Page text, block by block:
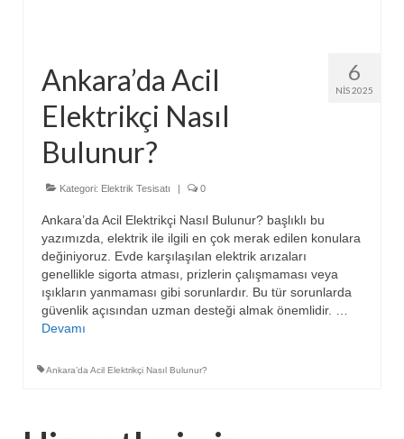
6
NIS 2025
Ankara’da Acil
Elektrikçi Nasıl
Bulunur?
Kategori: Elektrik Tesisatı | 0
Ankara’da Acil Elektrikçi Nasıl Bulunur? başlıklı bu
yazımızda, elektrik ile ilgili en çok merak edilen konulara
değiniyoruz. Evde karşılaşılan elektrik arızaları
genellikle sigorta atması, prizlerin çalışmaması veya
ışıkların yanmaması gibi sorunlardır. Bu tür sorunlarda
güvenlik açısından uzman desteği almak önemlidir. …
Devamı
Ankara’da Acil Elektrikçi Nasıl Bulunur?